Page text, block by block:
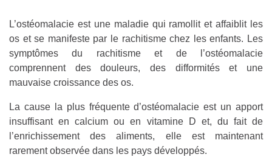
L’ostéomalacie est une maladie qui ramollit et affaiblit les
os et se manifeste par le rachitisme chez les enfants. Les
symptômes du rachitisme et de l’ostéomalacie
comprennent des douleurs, des difformités et une
mauvaise croissance des os.
La cause la plus fréquente d’ostéomalacie est un apport
insuffisant en calcium ou en vitamine D et, du fait de
l’enrichissement des aliments, elle est maintenant
rarement observée dans les pays développés.